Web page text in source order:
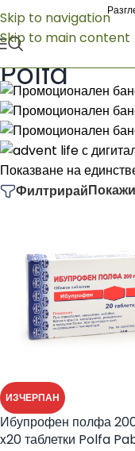
Skip to navigation
Skip to main content
Начало/Polfa
Polfa
Показване на
ФилтрирайПокажи
ИЗЧЕРПАН
Ибупрофен полфа
x20 таблетки Polfa